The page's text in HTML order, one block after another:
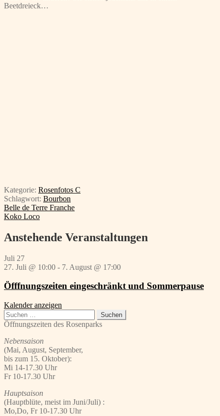
Beetdreieck…
Kategorie: Rosenfotos C
Schlagwort: Bourbon
Beitragsnavigation
Vorheriger
Beitrag:
Belle de Terre Franche
Nächster
Koko Loco
Anstehende Veranstaltungen
Juli 27
27. Juli @ 10:00 - 7. August @ 17:00
Öfffnungszeiten eingeschränkt und Sommerpause
Kalender anzeigen
Suchen
nach:
Öffnungszeiten des Rosenparks
Nebensaison
(Mai, August, September,
bis zum 15. Oktober):
Mi 14-17.30 Uhr
Fr 10-17.30 Uhr
Hauptsaison
(Hauptblüte, meist im Juni/Juli) :
Mo,Do, Fr 10-17.30 Uhr